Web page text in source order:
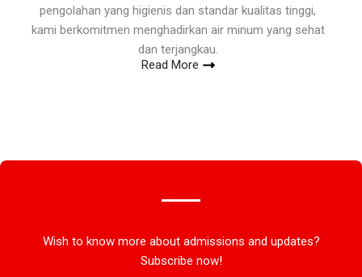
pengolahan yang higienis dan standar kualitas tinggi,
kami berkomitmen menghadirkan air minum yang sehat
dan terjangkau.
Read More
Wish to know more about admissions and updates?
Subscribe now!